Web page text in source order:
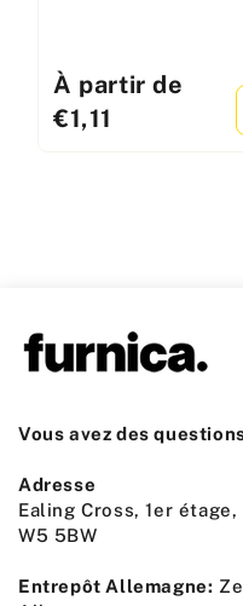
Prix
standard
À partir de
€1,11
Vous avez des
Adresse
Ealing Cross, 1er
W5 5BW
Entrepôt Allemagne: